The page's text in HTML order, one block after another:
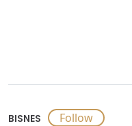
BISNES